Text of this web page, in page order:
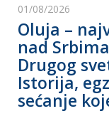
01/08/2026
Oluja –
nad
Drugog
Istorija,
sećanje